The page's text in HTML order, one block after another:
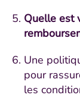
Quelle est
Une
pour
les